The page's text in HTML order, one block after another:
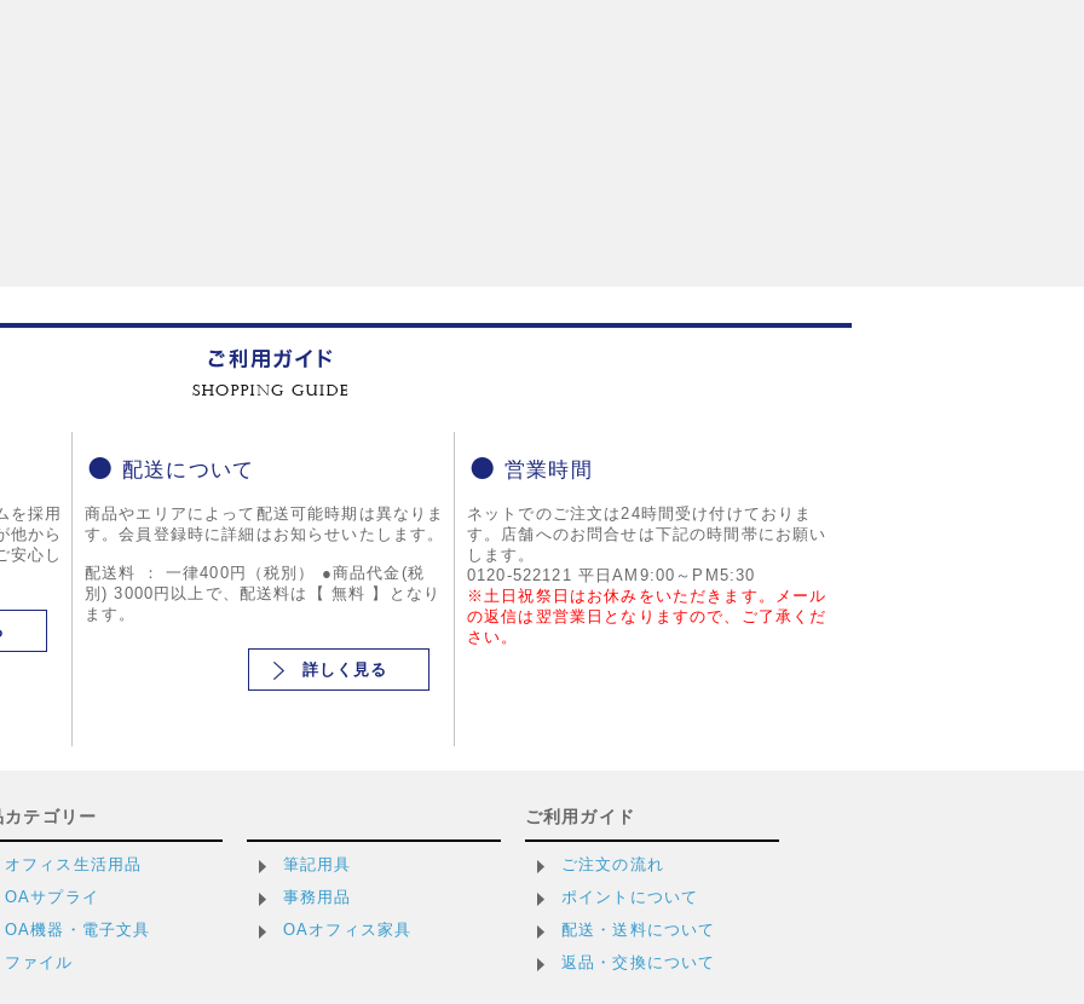
を採用
他から
安心し
配送について
商品やエリアによって配送可能時期は異なりま
す。会員登録時に詳細はお知らせいたします。
配送料 ： 一律400円（税別） ●商品代金(税
別) 3000円以上で、配送料は【 無料 】となり
ます。
詳しく見る
営業時間
ネットでのご注文は24時間受け付けておりま
す。店舗へのお問合せは下記の時間帯にお願い
します。
0120-522121 平日AM9:00～PM5:30
※土日祝祭日はお休みをいただきます。メール
の返信は翌営業日となりますので、ご了承くだ
さい。
カテゴリー
オフィス生活用品
OAサプライ
OA機器・電子文具
ファイル
筆記用具
事務用品
OAオフィス家具
ご利用ガイド
ご注文の流れ
ポイントについて
配送・送料について
返品・交換について